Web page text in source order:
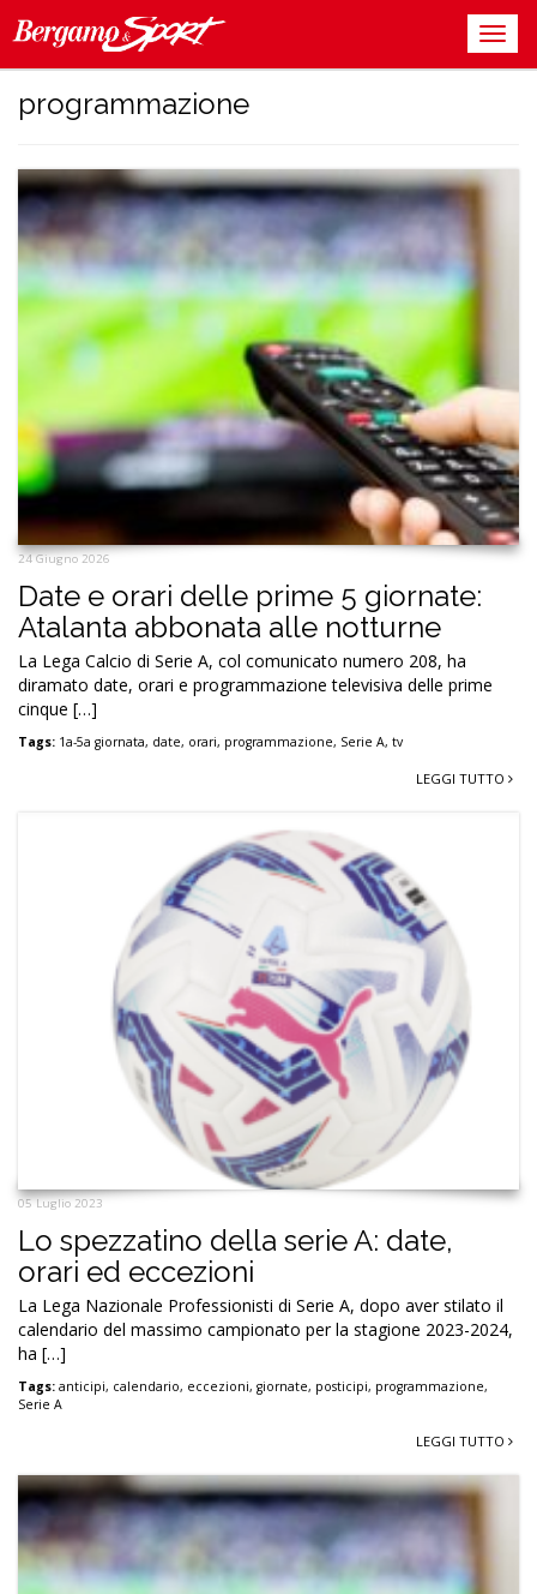
programmazione
24 Giugno 2026
Date e orari delle prime 5 giornate:
Atalanta abbonata alle notturne
La Lega Calcio di Serie A, col comunicato numero 208, ha
diramato date, orari e programmazione televisiva delle prime
cinque […]
Tags: 1a-5a giornata, date, orari, programmazione, Serie A, tv
LEGGI TUTTO
05 Luglio 2023
Lo spezzatino della serie A: date,
orari ed eccezioni
La Lega Nazionale Professionisti di Serie A, dopo aver stilato il
calendario del massimo campionato per la stagione 2023-2024,
ha […]
Tags: anticipi, calendario, eccezioni, giornate, posticipi, programmazione,
Serie A
LEGGI TUTTO